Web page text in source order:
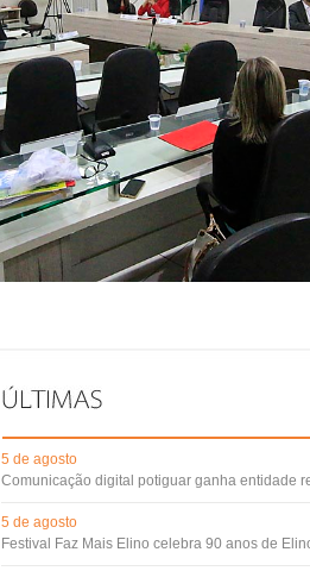
5 de agosto
Comunicação digital potiguar ganha entidade
5 de agosto
Festival Faz Mais Elino celebra 90 anos de